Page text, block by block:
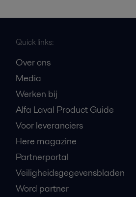
Quick links:
Over ons
Media
Werken bij
Alfa Laval Product Guide
Voor leveranciers
Here magazine
Partnerportal
Veiligheidsgegevensbladen
Word partner